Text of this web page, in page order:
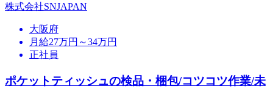
株式会社SNJAPAN
大阪府
月給27万円～34万円
正社員
ポケットティッシュの検品・梱包/コツコツ作業/未